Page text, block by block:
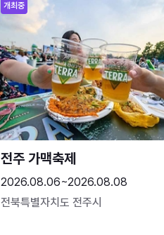
개최중
전주 가맥축제
2026.08.06~2026.08.08
전북특별자치도 전주시